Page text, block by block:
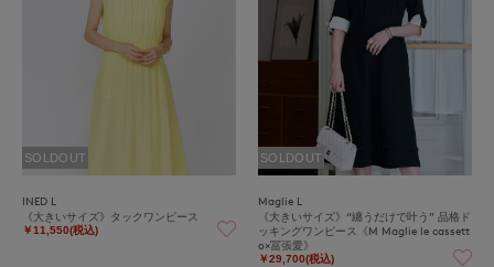
SOLDOUT
INED L
《大きいサイズ》タックワンピース
￥11,550(税込)
SOLDOUT
Maglie L
《大きいサイズ》“纏うだけで叶う” 品格ド
ッキングワンピース《M Maglie le cassett
o×冨張愛》
￥29,700(税込)